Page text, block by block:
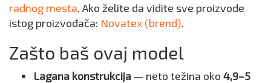
radnog mesta. Ako želite da vidite sve proizvode
istog proizvođača: Novatex (brend).
Zašto baš ovaj model
Lagana konstrukcija — neto težina oko 4,9–5